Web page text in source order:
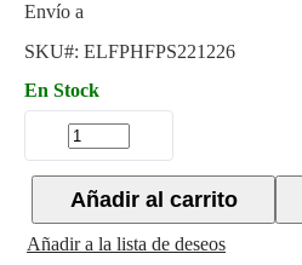
Envío a
SKU#: ELFPHFPS221226
En Stock
Añadir al carrito
Añadir a la lista de deseos